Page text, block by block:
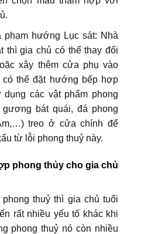
phạm hướng Lục sát: Nhà
thì gia chủ có thể thay đổi
xây thêm cửa phụ vào
có thể đặt hướng bếp hợp
dụng các vật phẩm phong
bát quái, đá phong
treo ở cửa chính để
từ lỗi phong thuỷ này.
phong thủy cho gia chủ
thuỷ thì gia chủ tuổi
rất nhiều yếu tố khác khi
phong thuỷ nó còn nhiều